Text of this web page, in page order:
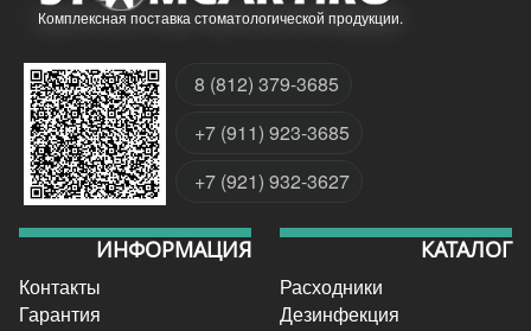
Комплексная поставка стоматологической продукции.
8 (812) 379-3685
+7 (911) 923-3685
+7 (921) 932-3627
ИНФОРМАЦИЯ
Контакты
Гарантия
КАТАЛОГ
Расходники
Дезинфекция